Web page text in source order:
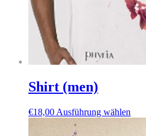
Shirt (men)
€18,00 Ausführung wählen